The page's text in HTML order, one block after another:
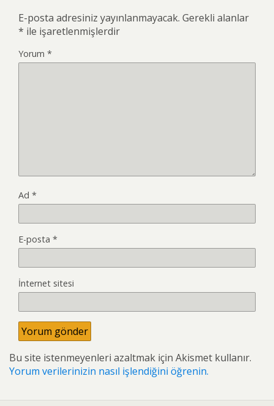
E-posta adresiniz yayınlanmayacak. Gerekli alanlar
* ile işaretlenmişlerdir
Yorum *
Ad *
E-posta *
İnternet sitesi
Bu site istenmeyenleri azaltmak için Akismet kullanır.
Yorum verilerinizin nasıl işlendiğini öğrenin.